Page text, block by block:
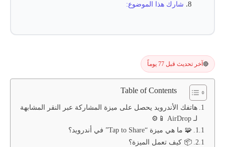
شارك هذا الموضوع:
🔴 آخر تحديث قبل 77 يوماً
Table of Contents
هاتفك الأندرويد يحصل على ميزة المشاركة عبر النقر المشابهة
لـ AirDrop 📱⚙️
🧩 ما هي ميزة “Tap to Share” في أندرويد؟
📦 كيف تعمل الميزة؟